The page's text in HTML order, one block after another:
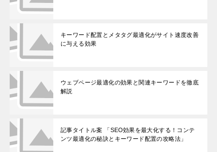
キーワード配置とメタタグ最適化がサイト速度改善
に与える効果
ウェブページ最適化の効果と関連キーワードを徹底
解説
記事タイトル案 「SEO効果を最大化する！コンテ
ンツ最適化の秘訣とキーワード配置の攻略法」